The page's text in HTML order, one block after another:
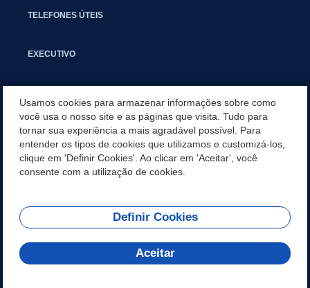
TELEFONES ÚTEIS
EXECUTIVO
APLICATIVO
SECRETARIAS
REDES SOCIAIS
Usamos cookies para armazenar informações sobre como
você usa o nosso site e as páginas que visita. Tudo para
tornar sua experiência a mais agradável possível. Para
entender os tipos de cookies que utilizamos e customizá-los,
clique em 'Definir Cookies'. Ao clicar em 'Aceitar', você
consente com a utilização de cookies.
Definir Cookies
Aceitar